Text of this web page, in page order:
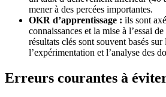
mener à des percées importantes.
OKR d’apprentissage : ils sont
connaissances et la mise à l’essai
résultats clés sont souvent basés sur
l’expérimentation et l’analyse des
Erreurs courantes à